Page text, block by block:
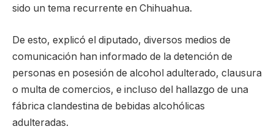
sido un tema recurrente en Chihuahua.
De esto, explicó el diputado, diversos medios de
comunicación han informado de la detención de
personas en posesión de alcohol adulterado, clausura
o multa de comercios, e incluso del hallazgo de una
fábrica clandestina de bebidas alcohólicas
adulteradas.